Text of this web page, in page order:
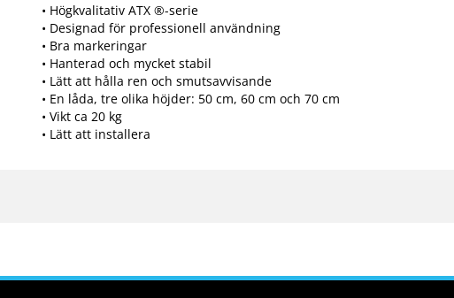
• Högkvalitativ ATX ®-serie
• Designad för professionell användning
• Bra markeringar
• Hanterad och mycket stabil
• Lätt att hålla ren och smutsavvisande
• En låda, tre olika höjder: 50 cm, 60 cm och 70 cm
• Vikt ca 20 kg
• Lätt att installera